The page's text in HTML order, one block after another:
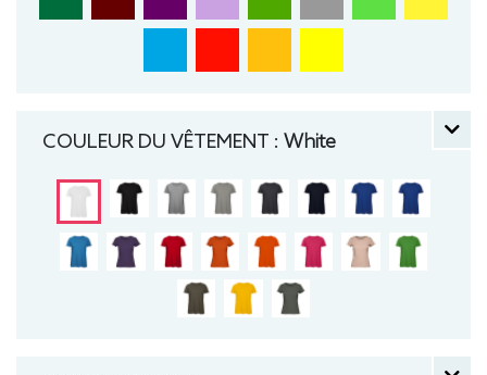
COULEUR DU VÊTEMENT : White